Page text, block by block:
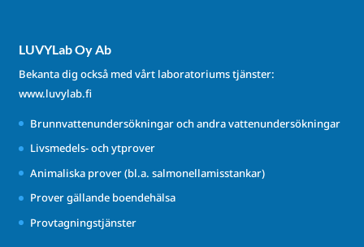
LUVYLab Oy Ab
Bekanta dig också med vårt laboratoriums tjänster:
www.luvylab.fi
Brunnvattenundersökningar och andra vattenundersökningar
Livsmedels- och ytprover
Animaliska prover (bl.a. salmonellamisstankar)
Prover gällande boendehälsa
Provtagningstjänster